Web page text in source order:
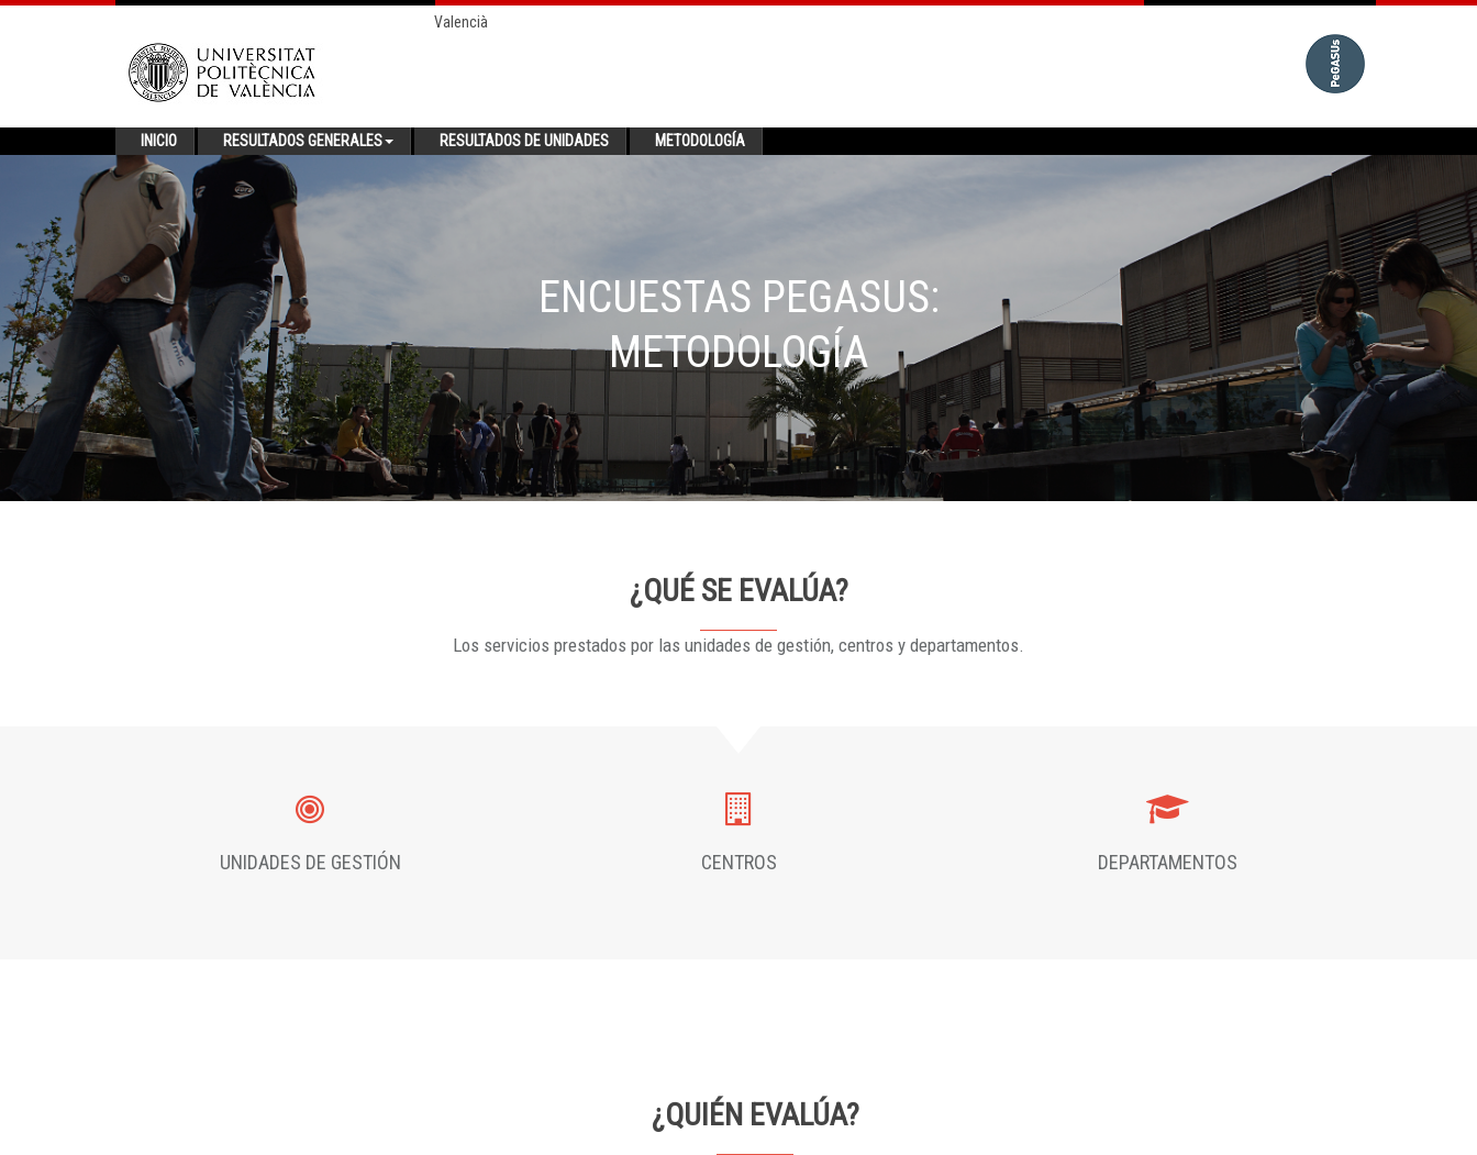
Valencià
INICIO RESULTADOS GENERALES RESULTADOS DE UNIDADES METODOLOGÍA
ENCUESTAS PEGASUS:
METODOLOGÍA
¿QUÉ SE EVALÚA?
Los servicios prestados por las unidades de gestión, centros y departamentos.
UNIDADES DE GESTIÓN CENTROS DEPARTAMENTOS
¿QUIÉN EVALÚA?